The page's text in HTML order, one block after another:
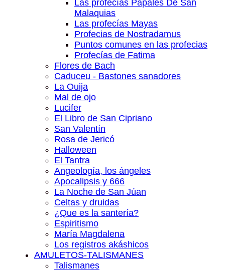
Las profecías Papales De San
Malaquias
Las profecías Mayas
Profecias de Nostradamus
Puntos comunes en las profecias
Profecías de Fatima
Flores de Bach
Caduceu - Bastones sanadores
La Ouija
Mal de ojo
Lucifer
El Libro de San Cipriano
San Valentín
Rosa de Jericó
Halloween
El Tantra
Angeología, los ángeles
Apocalipsis y 666
La Noche de San Júan
Celtas y druidas
¿Que es la santería?
Espiritismo
María Magdalena
Los registros akáshicos
AMULETOS-TALISMANES
Talismanes